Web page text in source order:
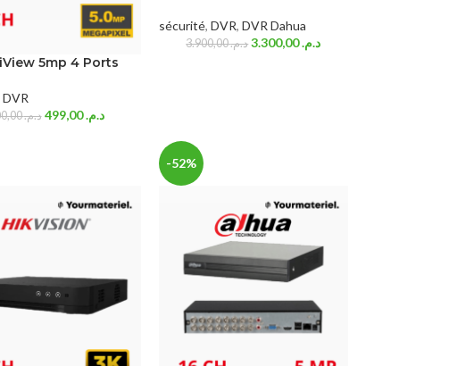
5mp 4 Ports
DVR
د.م.700,00 د.م.499,00
sécurité, DVR, DVR Dahua
د.م.3.900,00 د.م.3.300,00
-52%